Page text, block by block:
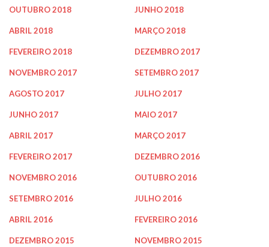
OUTUBRO 2018 JUNHO 2018
ABRIL 2018 MARÇO 2018
FEVEREIRO 2018 DEZEMBRO 2017
NOVEMBRO 2017 SETEMBRO 2017
AGOSTO 2017 JULHO 2017
JUNHO 2017 MAIO 2017
ABRIL 2017 MARÇO 2017
FEVEREIRO 2017 DEZEMBRO 2016
NOVEMBRO 2016 OUTUBRO 2016
SETEMBRO 2016 JULHO 2016
ABRIL 2016 FEVEREIRO 2016
DEZEMBRO 2015 NOVEMBRO 2015